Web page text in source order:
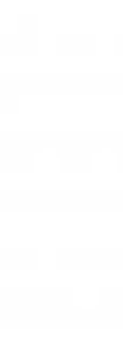
(in puncte),
supracurent
gaz (tip MIG-